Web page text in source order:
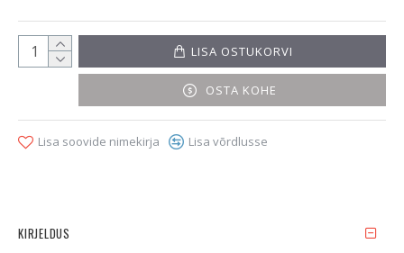
LISA OSTUKORVI
OSTA KOHE
Lisa soovide nimekirja Lisa võrdlusse
KIRJELDUS